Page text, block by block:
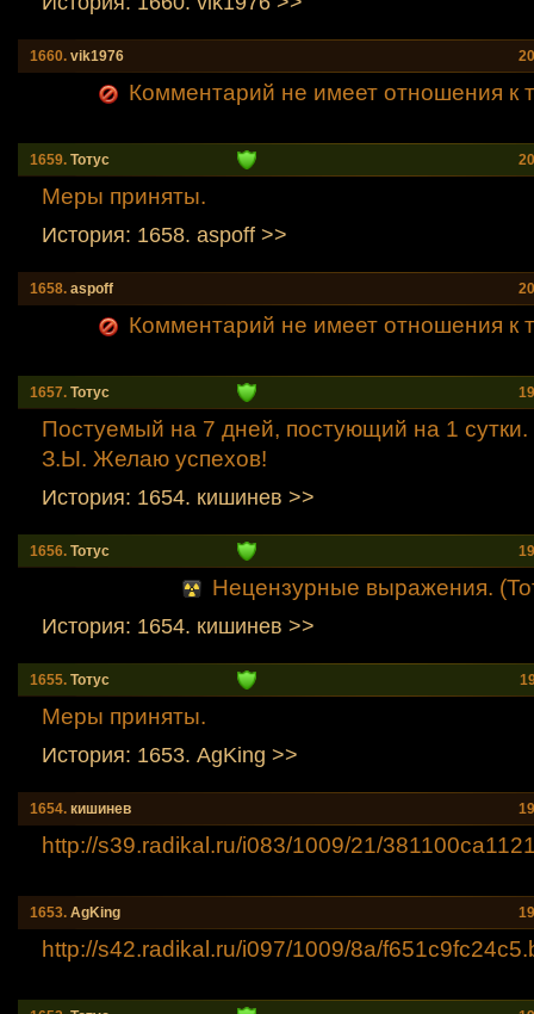
1660. vik1976
Комментарий не имеет отношения к
1659. Тотус
Меры приняты.
История: 1658. aspoff >>
1658. aspoff
Комментарий не имеет отношения к
1657. Тотус
Постуемый на 7 дней, постующий на 1 сутки.
З.Ы. Желаю успехов!
История: 1654. кишинев >>
1656. Тотус
Нецензурные выражения.
История: 1654. кишинев >>
1655. Тотус
Меры приняты.
История: 1653. AgKing >>
1654. кишинев
http://s39.radikal.ru/i083/1009/21/381100ca112
1653. AgKing
http://s42.radikal.ru/i097/1009/8a/f651c9fc24c